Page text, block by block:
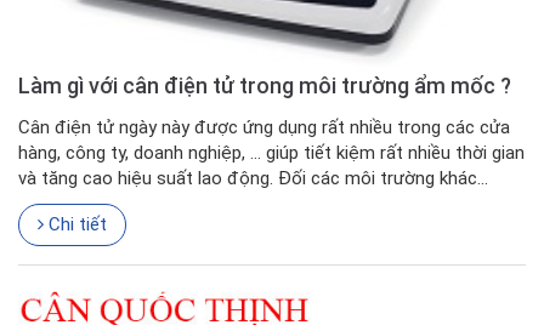
Làm gì với cân điện tử trong môi trường ẩm mốc ?
Cân điện tử ngày này được ứng dụng rất nhiều trong các cửa
hàng, công ty, doanh nghiệp, … giúp tiết kiệm rất nhiều thời gian
và tăng cao hiệu suất lao động. Đối các môi trường khác...
Chi tiết